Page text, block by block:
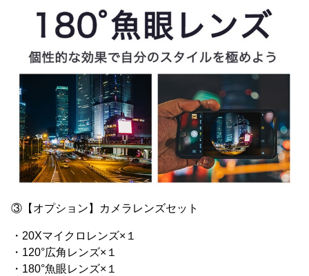
③【オプション】カメラレンズセット
・20Xマイクロレンズ×１
・120°広角レンズ×１
・180°魚眼レンズ×１